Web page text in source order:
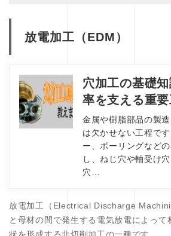
放電加工（EDM）
穴加工の基礎
率を支える重
金属や樹脂部品の製
は欠かせない工程で
ー、ボーリングなど
し、ねじ穴や軸受け
穴…
放電加工（Electrical Discharge
と母材の間で発生する電気放電によって
状を形成する非切削加工の一種です。